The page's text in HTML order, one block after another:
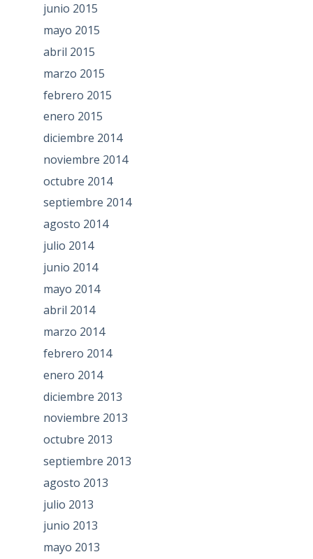
junio 2015
mayo 2015
abril 2015
marzo 2015
febrero 2015
enero 2015
diciembre 2014
noviembre 2014
octubre 2014
septiembre 2014
agosto 2014
julio 2014
junio 2014
mayo 2014
abril 2014
marzo 2014
febrero 2014
enero 2014
diciembre 2013
noviembre 2013
octubre 2013
septiembre 2013
agosto 2013
julio 2013
junio 2013
mayo 2013